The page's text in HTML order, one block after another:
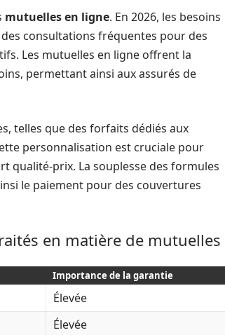
mutuelles en ligne. En 2026, les besoins
consultations fréquentes pour des
Les mutuelles en ligne offrent la
permettant ainsi aux assurés de
telles que des forfaits dédiés aux
personnalisation est cruciale pour
qualité-prix. La souplesse des formules
le paiement pour des couvertures
en matière de mutuelles
Importance de la garantie
Élevée
Élevée